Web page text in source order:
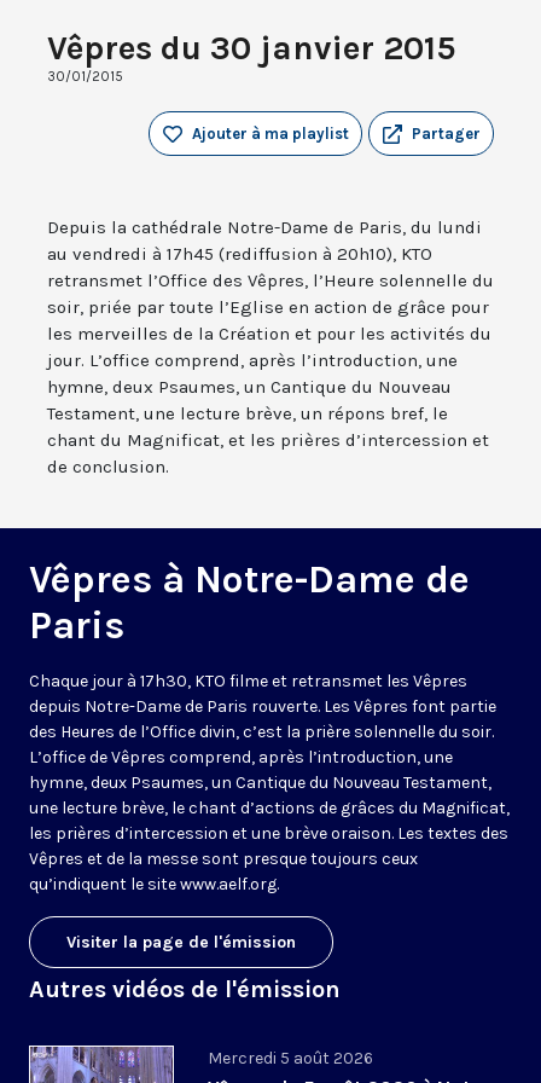
Vêpres du 30 janvier 2015
30/01/2015
Partager
Ajouter à ma playlist
Depuis la cathédrale Notre-Dame de Paris, du lundi
au vendredi à 17h45 (rediffusion à 20h10), KTO
retransmet l’Office des Vêpres, l’Heure solennelle du
soir, priée par toute l’Eglise en action de grâce pour
les merveilles de la Création et pour les activités du
jour. L’office comprend, après l’introduction, une
hymne, deux Psaumes, un Cantique du Nouveau
Testament, une lecture brève, un répons bref, le
chant du Magnificat, et les prières d’intercession et
de conclusion.
Vêpres à Notre-Dame de
Paris
Chaque jour à 17h30, KTO filme et retransmet les Vêpres
depuis Notre-Dame de Paris rouverte. Les Vêpres font partie
des Heures de l’Office divin, c’est la prière solennelle du soir.
L’office de Vêpres comprend, après l’introduction, une
hymne, deux Psaumes, un Cantique du Nouveau Testament,
une lecture brève, le chant d’actions de grâces du Magnificat,
les prières d’intercession et une brève oraison. Les textes des
Vêpres et de la messe sont presque toujours ceux
qu’indiquent le sitewww.aelf.org.
Visiter la page de l'émission
Autres vidéos de l'émission
Mercredi 5 août 2026